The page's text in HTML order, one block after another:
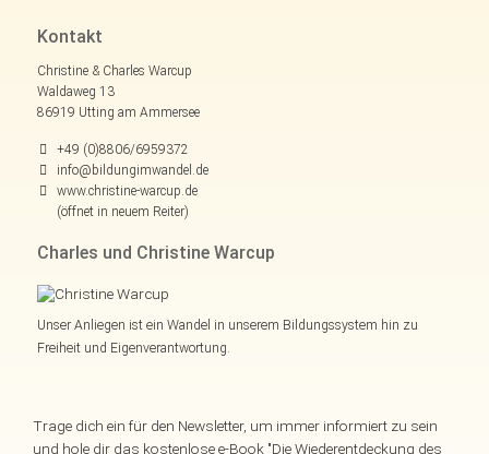
Kontakt
Christine & Charles Warcup
Waldaweg 13
86919 Utting am Ammersee
+49 (0)8806/6959372
info@bildungimwandel.de
www.christine-warcup.de
(öffnet in neuem Reiter)
Charles und Christine Warcup
Unser Anliegen ist ein Wandel in unserem Bildungssystem hin zu
Freiheit und Eigenverantwortung.
Trage dich ein für den Newsletter, um immer informiert zu sein
und hole dir das kostenlose e-Book "Die Wiederentdeckung des